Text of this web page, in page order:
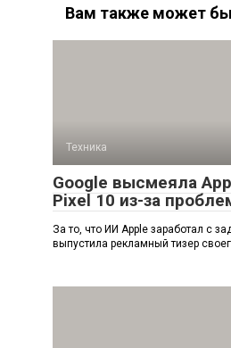
Вам также может
Техника
Google высмеяла
Pixel 10 из-за
За то, что ИИ Apple заработал с
выпустила рекламный тизер